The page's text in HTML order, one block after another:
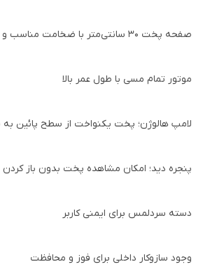
صفحه پخت ۳۰ سانتی‌متر با ضخامت مناسب و پوشش نچسب
موتور تمام مسی با طول عمر بالا
لامپ هالوژن؛ پخت یکنواخت از سطح پائین به
پنجره دید؛ امکان مشاهده پخت بدون باز
دسته سرد‌لمس برای ایمنی کاربر
وجود سازوکار داخلی برای فوز و محافظت